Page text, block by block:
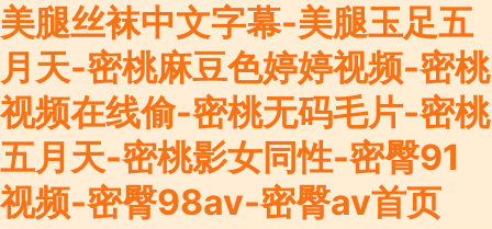
美腿丝袜中文字幕-美腿玉足五
月天-密桃麻豆色婷婷视频-密桃
视频在线偷-密桃无码毛片-密桃
五月天-密桃影女同性-密臀91
视频-密臀98av-密臀av首页